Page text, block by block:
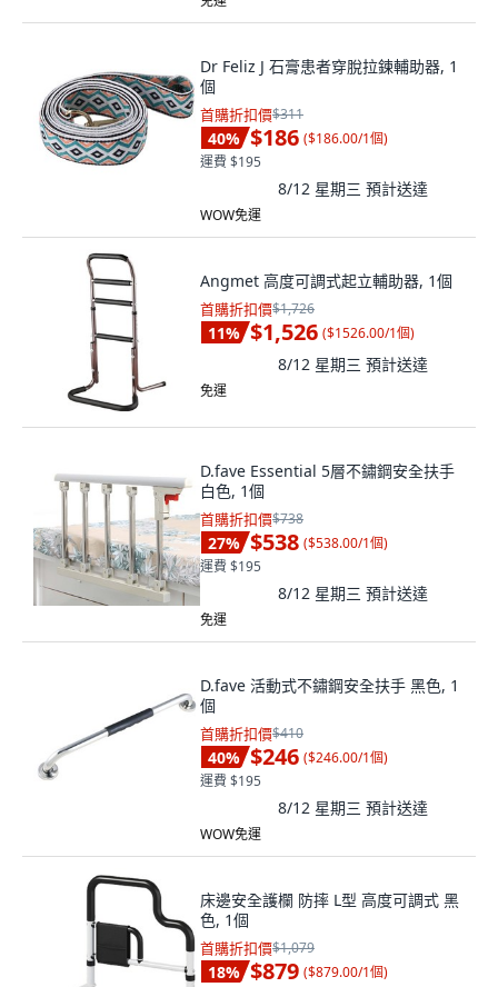
Dr Feliz J 石膏患者穿脫拉鍊輔助器, 1
個
首購折扣價$311
40% $186 ($186.00/1個)
運費 $195
8/12 星期三 預計送達
WOW免運
Angmet 高度可調式起立輔助器, 1個
首購折扣價$1,726
11% $1,526 ($1526.00/1個)
8/12 星期三 預計送達
免運
D.fave Essential 5層不鏽鋼安全扶手
白色, 1個
首購折扣價$738
27% $538 ($538.00/1個)
運費 $195
8/12 星期三 預計送達
免運
D.fave 活動式不鏽鋼安全扶手 黑色, 1
個
首購折扣價$410
40% $246 ($246.00/1個)
運費 $195
8/12 星期三 預計送達
WOW免運
床邊安全護欄 防摔 L型 高度可調式 黑
色, 1個
首購折扣價$1,079
18% $879 ($879.00/1個)